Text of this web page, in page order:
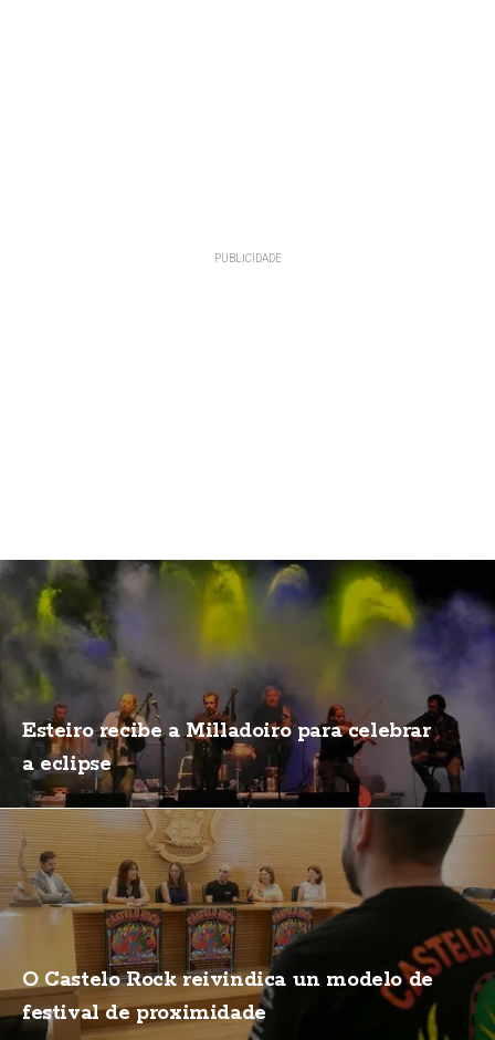
Esteiro recibe a Milladoiro para celebrar
a eclipse
O Castelo Rock reivindica un modelo de
festival de proximidade